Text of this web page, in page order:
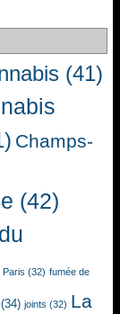
(41)
Champs-
(42)
Paris (32) fumée de
(34) joints (32) La